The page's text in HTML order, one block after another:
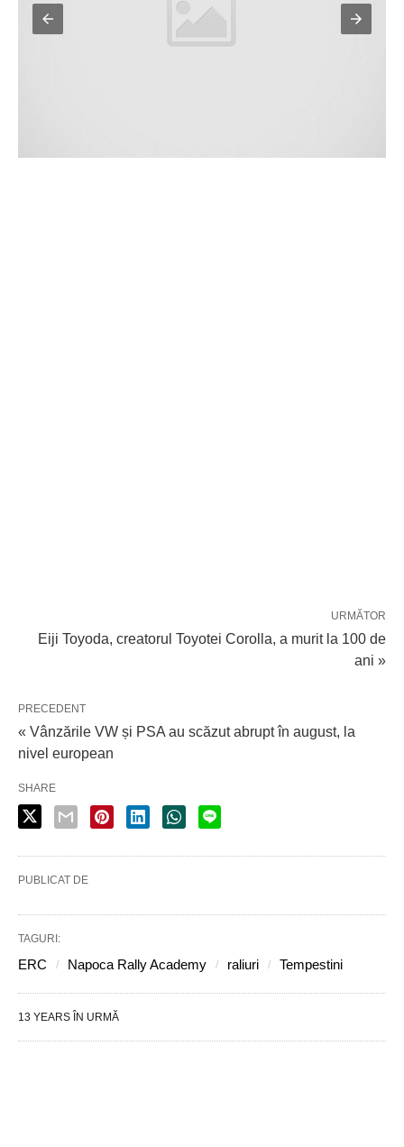
URMĂTOR
Eiji Toyoda, creatorul Toyotei Corolla, a murit la 100 de
ani »
PRECEDENT
« Vânzările VW și PSA au scăzut abrupt în august, la
nivel european
SHARE
PUBLICAT DE
TAGURI:
ERC Napoca Rally Academy raliuri Tempestini
13 YEARS ÎN URMĂ